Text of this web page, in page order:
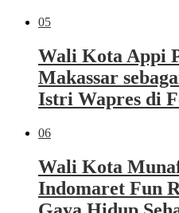
05
Wali Kota Appi
Makassar
Istri Wapres di
06
Wali Kota
Indomaret Fun